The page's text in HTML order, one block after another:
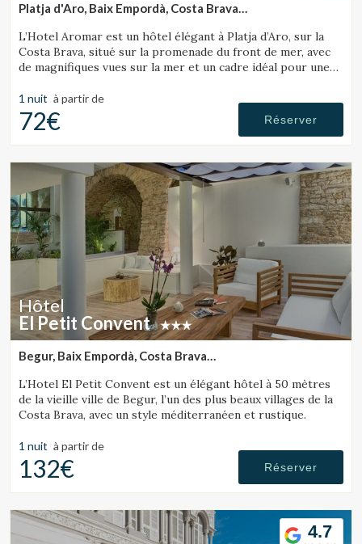
Platja d'Aro, Baix Empordà, Costa Brava
L’Hotel Aromar est un hôtel élégant à Platja d’Aro, sur la
Costa Brava, situé sur la promenade du front de mer, avec
de magnifiques vues sur la mer et un cadre idéal pour une
1 nuit à partir de
72€ Réserver
Hôtel
El Petit Convent
Begur, Baix Empordà, Costa Brava
L’Hotel El Petit Convent est un élégant hôtel à 50 mètres
de la vieille ville de Begur, l’un des plus beaux villages de la
Costa Brava, avec un style méditerranéen et rustique.
1 nuit à partir de
132€ Réserver
4.7